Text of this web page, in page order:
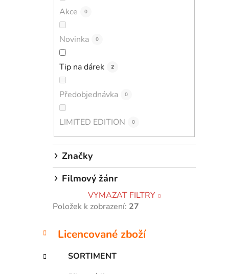
Akce 0
Novinka 0
Tip na dárek 2
Předobjednávka 0
LIMITED EDITION 0
Značky
Filmový žánr
VYMAZAT FILTRY
Položek k zobrazení: 27
Přeskočit
kategorie
K
a
e
Licencované zboží
SORTIMENT